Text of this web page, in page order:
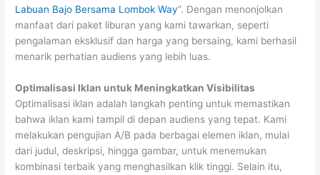
Labuan Bajo Bersama Lombok Way”. Dengan menonjolkan
manfaat dari paket liburan yang kami tawarkan, seperti
pengalaman eksklusif dan harga yang bersaing, kami berhasil
menarik perhatian audiens yang lebih luas.
Optimalisasi Iklan untuk Meningkatkan Visibilitas
Optimalisasi iklan adalah langkah penting untuk memastikan
bahwa iklan kami tampil di depan audiens yang tepat. Kami
melakukan pengujian A/B pada berbagai elemen iklan, mulai
dari judul, deskripsi, hingga gambar, untuk menemukan
kombinasi terbaik yang menghasilkan klik tinggi. Selain itu,